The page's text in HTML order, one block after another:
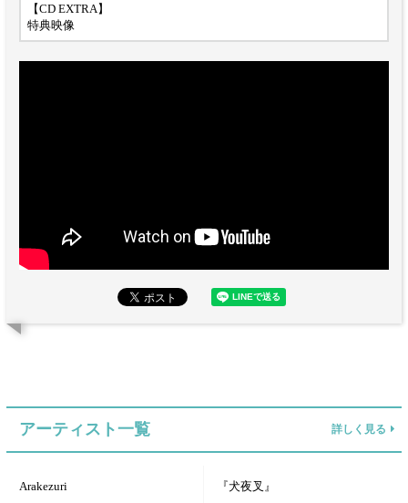
【CD EXTRA】
特典映像
アーティスト一覧 詳しく見る
Arakezuri 『犬夜叉』